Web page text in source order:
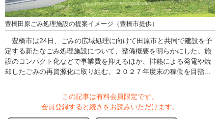
豊橋田原ごみ処理施設の提案イメージ（豊橋市提供）
豊橋市は24日、ごみの広域処理に向けて田原市と共同で建設を予
定する新たなごみ処理施設について、整備概要を明らかにした。施
設のコンパクト化などで事業費を抑えるほか、排熱による発電や焼
却したごみの再資源化に取り組む。２０２７年度末の稼働を目指...
この記事は有料会員限定です。
会員登録すると続きをお読みいただけます。